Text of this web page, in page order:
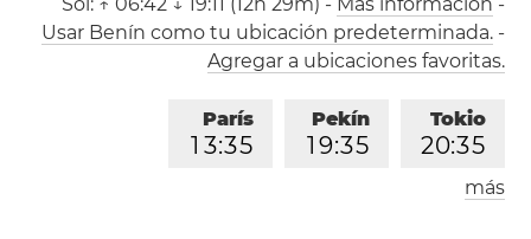
Usar Benín como tu ubicación predeterminada.-
Agregar a ubicaciones favoritas.
Tokio
20:35
Pekín
1 9:35
París
1 3:35
Londres
más